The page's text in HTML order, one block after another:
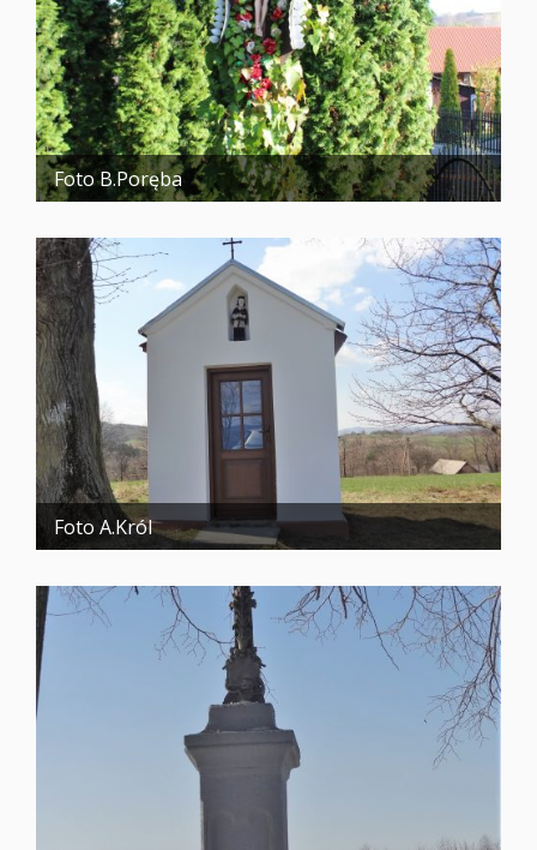
Foto B.Poręba
Foto A.Król